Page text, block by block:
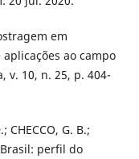
em
ao campo
v. 10, n. 25, p. 404-
CHECCO, G. B.;
Brasil: perfil do